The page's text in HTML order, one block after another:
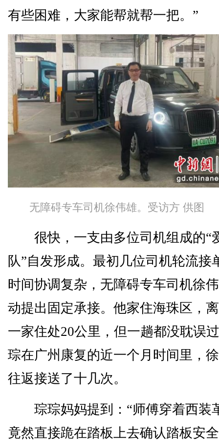
有些困难，大家能帮就帮一把。”
无障碍专车司机徐伟雄。受访方 供图
很快，一支由多位司机组成的“
队”自发形成。最初几位司机轮流接
时间协调复杂，无障碍专车司机徐
动提出固定承接。他家住海珠区，
一家住处20公里，但一趟都没耽误
琮在广州康复的近一个月时间里，
往返接送了十几次。
琮琮妈妈提到：“师傅穿着西装
竟然直接跪在踏板上去确认踏板安